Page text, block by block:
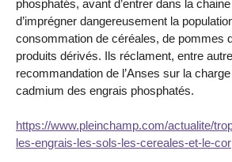
phosphatés, avant d’entrer dans la
d’imprégner dangereusement la
consommation de céréales, de pommes
produits dérivés. Ils réclament, entre
recommandation de l’Anses sur la
cadmium des engrais phosphatés.
https://www.pleinchamp.com/actualite/
les-engrais-les-sols-les-cereales-et-le-